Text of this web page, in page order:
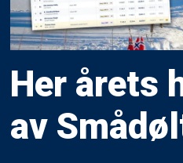
Her årets
av